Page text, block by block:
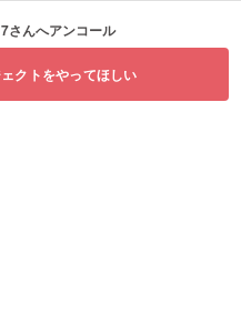
さんへアンコール
クトをやってほしい